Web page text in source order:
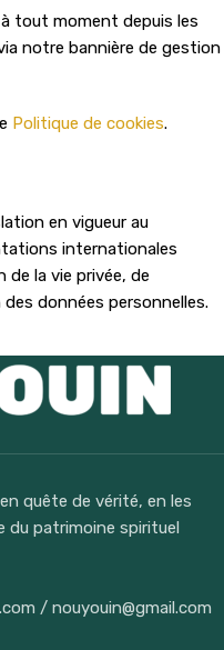
tout moment depuis les
notre bannière de gestion
Politique de cookies.
en vigueur au
internationales
la vie privée, de
données personnelles.
quête de vérité, en les
du patrimoine spirituel
/ nouyouin@gmail.com